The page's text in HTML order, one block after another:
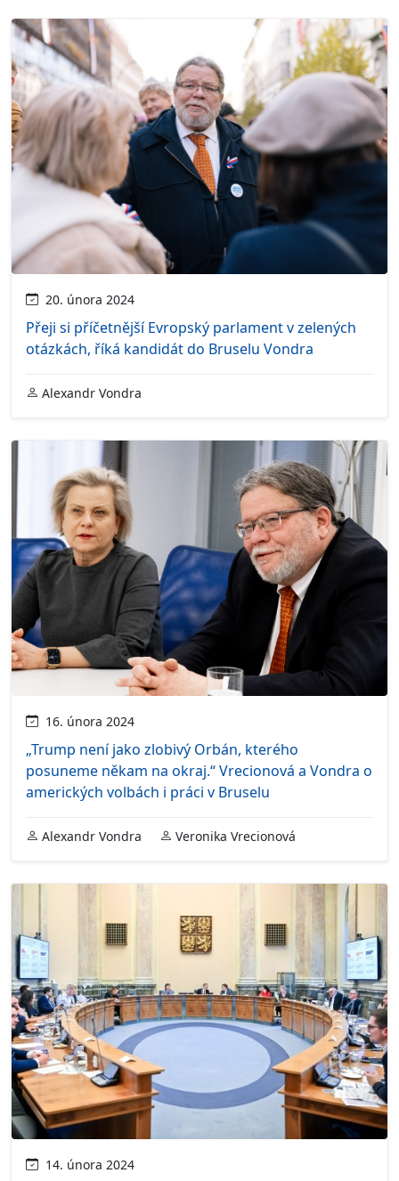
20. února 2024
Přeji si příčetnější Evropský parlament v zelených
otázkách, říká kandidát do Bruselu Vondra
Alexandr Vondra
16. února 2024
„Trump není jako zlobivý Orbán, kterého
posuneme někam na okraj.“ Vrecionová a Vondra o
amerických volbách i práci v Bruselu
Alexandr Vondra Veronika Vrecionová
14. února 2024